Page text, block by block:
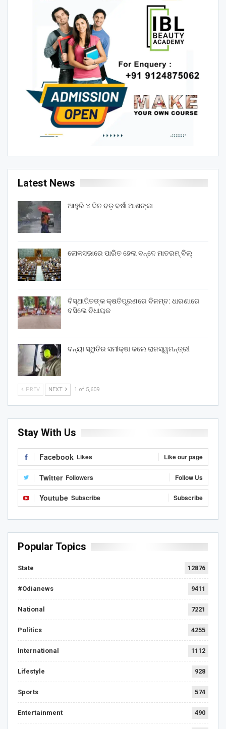
Latest News
ଆହୁରି ୪ ଦିନ ବଡ଼ ବର୍ଷା ଆଶଙ୍କା
ଲୋକସଭାରେ ପାରିତ ହେଲା ବନ୍ଦେ ମାତରମ୍‌ ବିଲ୍‌
ବିସ୍ଥାପିତଙ୍କ କ୍ଷତିପୂରଣରେ ବିଳମ୍ବ: ଧାରଣାରେ
ବସିଲେ ବିଧାୟକ
ବନ୍ୟା ସ୍ଥିତିର ସମୀକ୍ଷା କଲେ ରାଜସ୍ୱମନ୍ତ୍ରୀ
PREV NEXT 1 of 5,609
Stay With Us
Facebook Likes Like our page
Twitter Followers Follow Us
Youtube Subscribe Subscribe
Popular Topics
State 12876
#Odianews 9411
National 7221
Politics 4255
International 1112
Lifestyle 928
Sports 574
Entertainment 490